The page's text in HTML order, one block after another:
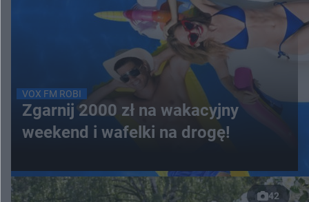
VOX FM ROBI
Zgarnij 2000 zł na wakacyjny
weekend i wafelki na drogę!
42